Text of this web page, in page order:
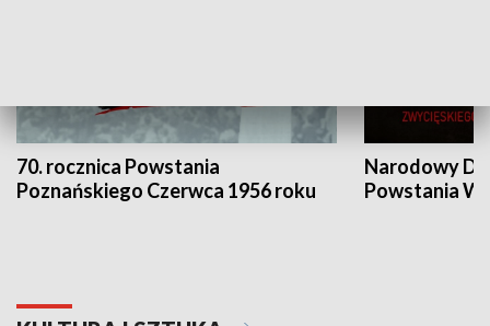
70. rocznica Powstania
Poznańskiego Czerwca 1956 roku
Narodowy
Powstania